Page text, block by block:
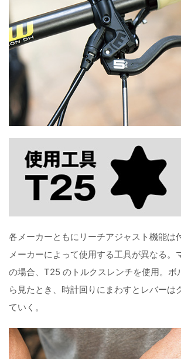
各メーカーともにリーチアジャスト機能は
メーカーによって使用する工具が異なる。
の場合、T25 のトルクスレンチを使用。ボ
ら見たとき、時計回りにまわすとレバーは
ていく。